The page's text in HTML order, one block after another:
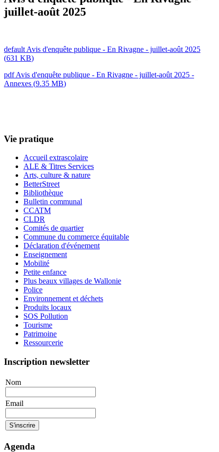
juillet-août 2025
default Avis d'enquête publique - En Rivagne - juillet-août 2025
(631 KB)
pdfAvis d'enquête publique - En Rivagne - juillet-août 2025 -
Annexes (9.35 MB)
Vie pratique
Accueil extrascolaire
ALE & Titres Services
Arts, culture & nature
BetterStreet
Bibliothèque
Bulletin communal
CCATM
CLDR
Comités de quartier
Commune du commerce équitable
Déclaration d'événement
Enseignement
Mobilité
Petite enfance
Plus beaux villages de Wallonie
Police
Environnement et déchets
Produits locaux
SOS Pollution
Tourisme
Patrimoine
Ressourcerie
Inscription newsletter
Nom
Email
Agenda